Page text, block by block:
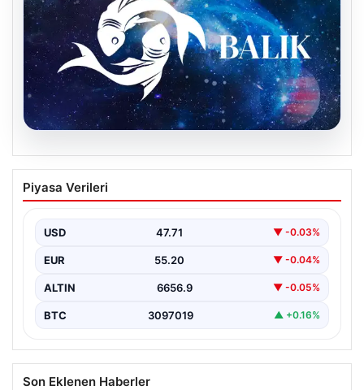
10 Ağustos Pazartesi Balık Burcu
Günlük Yorumu
yoğunluğun ve manevi derinliğin ön plana…
Piyasa Verileri
USD 47.71 ▼ -0.03%
EUR 55.20 ▼ -0.04%
ALTIN 6656.9 ▼ -0.05%
BTC 3097019 ▲ +0.16%
Son Eklenen Haberler